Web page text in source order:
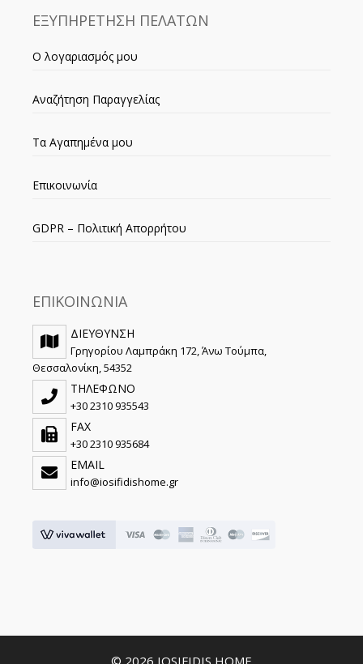
ΕΞΥΠΗΡΕΤΗΣΗ ΠΕΛΑΤΩΝ
Ο λογαριασμός μου
Αναζήτηση Παραγγελίας
Τα Αγαπημένα μου
Επικοινωνία
GDPR – Πολιτική Απορρήτου
ΕΠΙΚΟΙΝΩΝΙΑ
ΔΙΕΥΘΥΝΣΗ
Γρηγορίου Λαμπράκη 172, Άνω Τούμπα,
Θεσσαλονίκη, 54352
ΤΗΛΕΦΩΝΟ
+30 2310 935543
FAX
+30 2310 935684
EMAIL
info@iosifidishome.gr
© 2026 IOSIFIDIS HOME